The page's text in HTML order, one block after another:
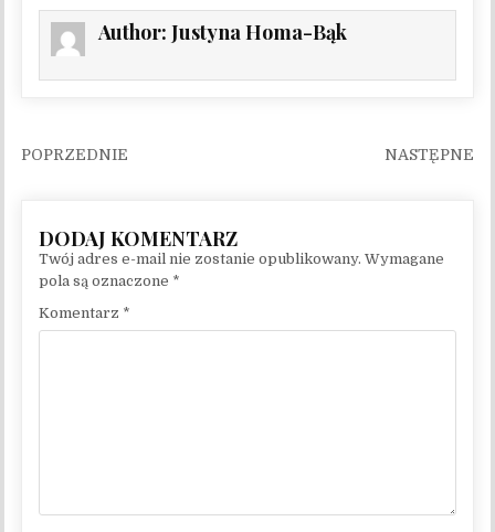
Author:Justyna Homa-Bąk
Nawigacja wpisu
Twój adres e-mail nie zostanie opublikowany. Wymagane
pola są oznaczone *
Komentarz *